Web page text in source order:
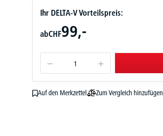
Ihr DELTA-V Vorteilspreis:
abCHF99,-
Auf den Merkzettel
Zum Vergleich hinzufügen